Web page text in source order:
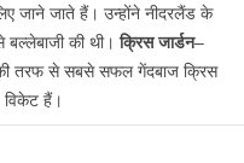
जाने जाते हैं। उन्होंने नीदरलैंड के
बल्लेबाजी की थी।क्रिस जार्डन–
तरफ से सबसे सफल गेंदबाज क्रिस
विकेट हैं।